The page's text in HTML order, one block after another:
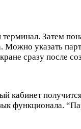
Затем
указать
сразу после
функционала.